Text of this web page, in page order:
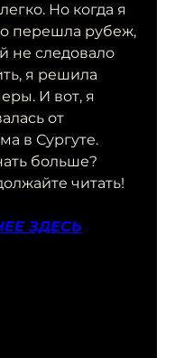
Но когда я
перешла рубеж,
не следовало
я решила
И вот, я
от
в Сургуте.
больше?
читать!
ЗДЕСЬ